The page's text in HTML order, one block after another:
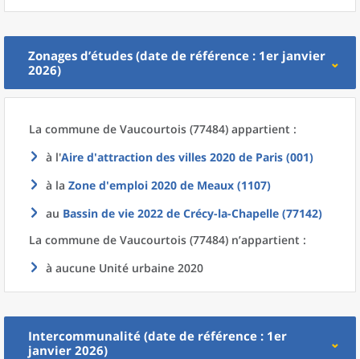
Zonages d’études (date de référence : 1er janvier
2026)
La commune de Vaucourtois (77484) appartient :
à l'Aire d'attraction des villes 2020 de Paris (001)
à la Zone d'emploi 2020 de Meaux (1107)
au Bassin de vie 2022 de Crécy-la-Chapelle (77142)
La commune de Vaucourtois (77484) n’appartient :
à aucune Unité urbaine 2020
Intercommunalité (date de référence : 1er
janvier 2026)